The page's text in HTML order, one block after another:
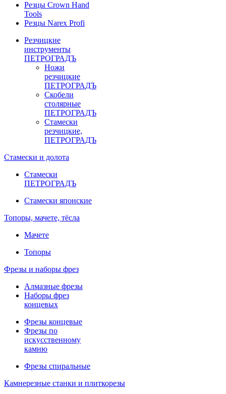
Резцы Crown Hand
Tools
Резцы Narex Profi
Резчицкие
инструменты
ПЕТРОГРАДЪ
Ножи
резчицкие
ПЕТРОГРАДЪ
Скобели
столярные
ПЕТРОГРАДЪ
Стамески
резчицкие,
ПЕТРОГРАДЪ
Стамески и долота
Стамески
ПЕТРОГРАДЪ
Стамески японские
Топоры, мачете, тёсла
Мачете
Топоры
Фрезы и наборы фрез
Алмазные фрезы
Наборы фрез
концевых
Фрезы концевые
Фрезы по
искусственному
камню
Фрезы спиральные
Камнерезные станки и плиткорезы